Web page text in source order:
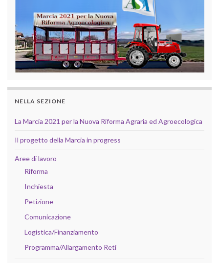
NELLA SEZIONE
La Marcia 2021 per la Nuova Riforma Agraria ed Agroecologica
Il progetto della Marcia in progress
Aree di lavoro
Riforma
Inchiesta
Petizione
Comunicazione
Logistica/Finanziamento
Programma/Allargamento Reti